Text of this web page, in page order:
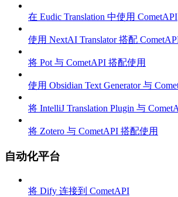
在 Eudic Translation 中使用 CometAPI
使用 NextAI Translator 搭配
将 Pot 与 CometAPI 搭配使用
使用 Obsidian Text Generator 与
将 IntelliJ Translation Plugin 与
将 Zotero 与 CometAPI 搭配使用
自动化平台
将 Dify 连接到 CometAPI